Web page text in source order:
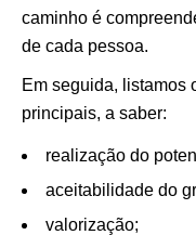
caminho é
de cada pessoa.
Em seguida, listamos
principais, a saber:
realização do
aceitabilidade do
valorização;